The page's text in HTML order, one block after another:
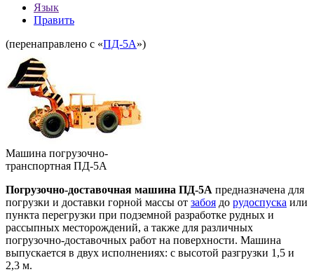
Язык
Править
(перенаправлено с «ПД-5А»)
Машина погрузочно-
транспортная ПД-5А
Погрузочно-доставочная машина ПД-5А предназначена для
погрузки и доставки горной массы от забоя до рудоспуска или
пункта перегрузки при подземной разработке рудных и
рассыпных месторождений, а также для различных
погрузочно-доставочных работ на поверхности. Машина
выпускается в двух исполнениях: с высотой разгрузки 1,5 и
2,3 м.